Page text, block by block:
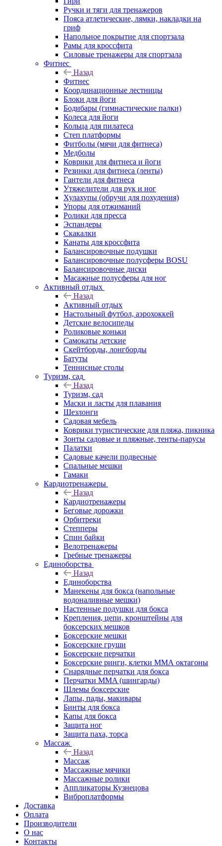
Ручки и тяги для тренажеров
Пояса атлетические, лямки, накладки на
гриф
Напольное покрытие для спортзала
Рамы для кроссфита
Силовые тренажеры для спортзала
Фитнес
Назад
Фитнес
Координационные лестницы
Блоки для йоги
Бодибары (гимнастические палки)
Колеса для йоги
Кольца для пилатеса
Степ платформы
Фитболы (мячи для фитнеса)
Медболы
Коврики для фитнеса и йоги
Резинки для фитнеса (ленты)
Гантели для фитнеса
Утяжелители для рук и ног
Хулахупы (обручи для похудения)
Упоры для отжиманий
Ролики для пресса
Эспандеры
Скакалки
Канаты для кроссфита
Балансировочные подушки
Балансировочные полусферы BOSU
Балансировочные диски
Масажные полусферы для ног
Активный отдых
Назад
Активный отдых
Настольный футбол, аэрохоккей
Детские велосипеды
Роликовые коньки
Самокаты детские
Скейтборды, лонгборды
Батуты
Теннисные столы
Туризм, сад
Назад
Туризм, сад
Маски и ласты для плавания
Шезлонги
Садовая мебель
Коврики туристические для пляжа, пикника
Зонты садовые и пляжные, тенты-парусы
Палатки
Садовые качели подвесные
Спальные мешки
Гамаки
Кардиотренажеры
Назад
Кардиотренажеры
Беговые дорожки
Орбитреки
Степперы
Спин байки
Велотренажеры
Гребные тренажеры
Единоборства
Назад
Единоборства
Манекены для бокса (напольные
водоналивные мешки)
Настенные подушки для бокса
Крепления, цепи, кронштейны для
боксерских мешков
Боксерские мешки
Боксерские груши
Боксерские перчатки
Боксерские ринги, клетки ММА октагоны
Снарядные перчатки для бокса
Перчатки MMA (шингарды)
Шлемы боксерские
Лапы, пады, макивары
Бинты для бокса
Капы для бокса
Защита ног
Защита паха, торса
Массаж
Назад
Массаж
Массажные мячики
Массажные ролики
Аппликаторы Кузнецова
Виброплатформы
Доставка
Оплата
Производители
О нас
Контакты